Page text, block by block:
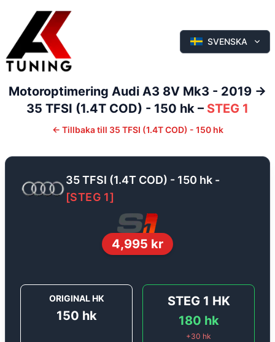
SVENSKA
Motoroptimering Audi A3 8V Mk3 - 2019 ->
35 TFSI (1.4T COD) - 150 hk – STEG 1
← Tillbaka till 35 TFSI (1.4T COD) - 150 hk
35 TFSI (1.4T COD) - 150 hk-
[STEG 1]
4,995 kr
ORIGINAL HK
150 hk
STEG 1 HK
180 hk
+30 hk